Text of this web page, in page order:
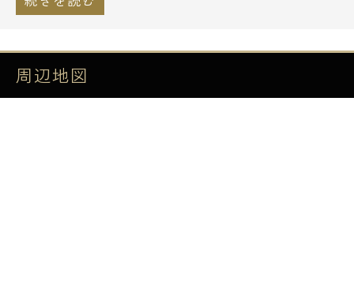
■宅配ロッカー
■エアコン
■浴室乾燥機
■給湯追い焚き
周辺地図